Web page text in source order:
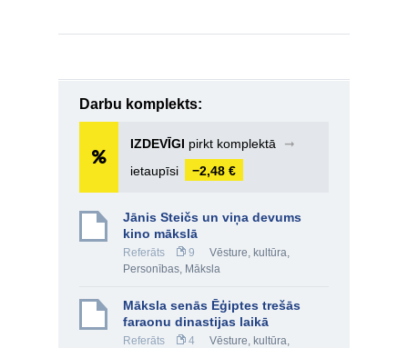
Darbu komplekts:
IZDEVĪGI pirkt komplektā
➞
ietaupīsi
−2,48 €
Jānis Steičs un viņa devums
kino mākslā
Referāts 9 Vēsture, kultūra,
Personības, Māksla
Māksla senās Ēģiptes trešās
faraonu dinastijas laikā
Referāts 4 Vēsture, kultūra,